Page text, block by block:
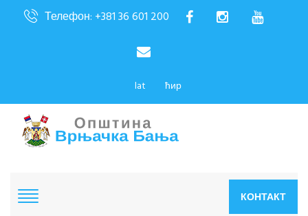
Телефон: +381 36 601 200
lat ћир
КОНТАКТ